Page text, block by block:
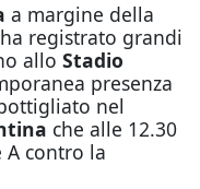
a margine della
registrato grandi
allo Stadio
presenza
nel
che alle 12.30
A contro la